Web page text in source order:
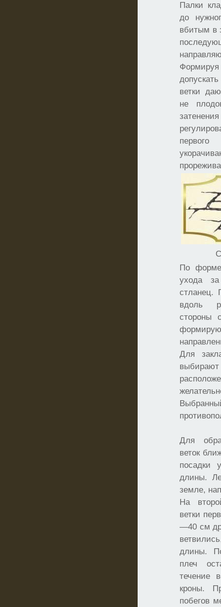
Палки
до
вбитым в
ветки
не
По
ухода
стланец.
вдоль
стороны
Для
Для
веток
посадки
длины.
земле,
На
ветки
—40 см
длины.
плеч
течение
кроны.
побегов